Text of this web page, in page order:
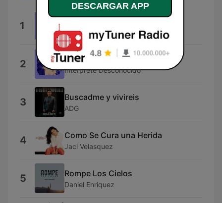
1 Lena
Intérprete Desconocido
2 Carnavales de la Paz
Intérprete Desconocido
3 Buscadme y vivireis
ADG
4 Como Se Cura una Herida
Jaci Velasquez
5 Rompe Los Cielos
Daniel Enriquez
DESCARGAR APP